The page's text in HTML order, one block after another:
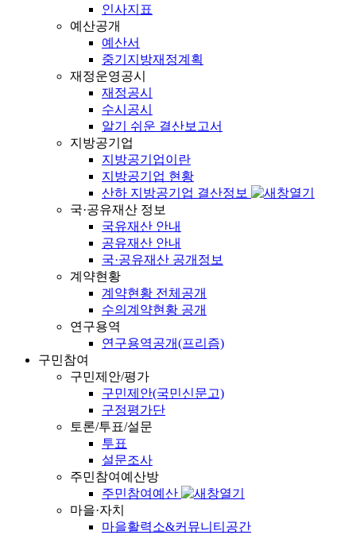
인사지표
예산공개
예산서
중기지방재정계획
재정운영공시
재정공시
수시공시
알기 쉬운 결산보고서
지방공기업
지방공기업이란
지방공기업 현황
산하 지방공기업 결산정보
국·공유재산 정보
국유재산 안내
공유재산 안내
국·공유재산 공개정보
계약현황
계약현황 전체공개
수의계약현황 공개
연구용역
연구용역공개(프리즘)
구민참여
구민제안/평가
구민제안(국민신문고)
구정평가단
토론/투표/설문
투표
설문조사
주민참여예산방
주민참여예산
마을·자치
마을활력소&커뮤니티공간